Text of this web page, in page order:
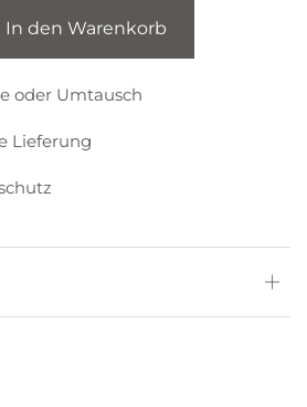
In den Warenkorb
oder Umtausch
Lieferung